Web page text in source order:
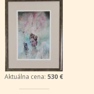
Aktuálna cena: 530 €